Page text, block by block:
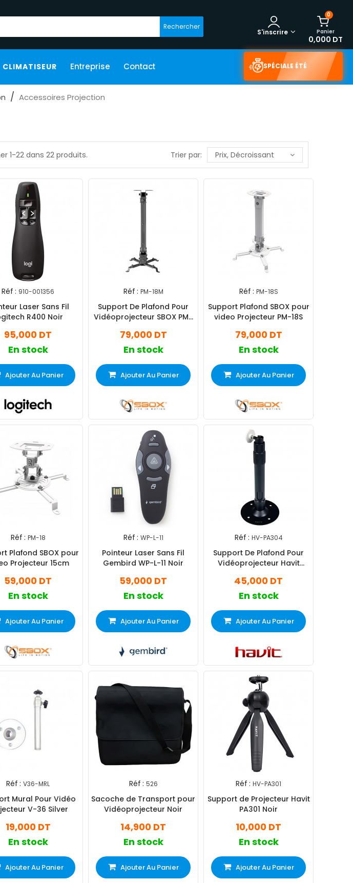
Rechercher
0
Panier
0,000 DT
S'inscrire
CLIMATISEUR Entreprise Contact SPÉCIALE ÉTÉ
Accessoires Projection
1-22 dans 22 produits. Trier par: Prix, Décroissant
Réf : 910-001356
Laser Sans Fil
R400 Noir
95,000 DT
En stock
Ajouter Au Panier
Réf : PM-18M
Support De Plafond Pour
Vidéoprojecteur SBOX PM-
79,000 DT
En stock
Ajouter Au Panier
Réf : PM-18S
Support Plafond SBOX pour
video Projecteur PM-18S
79,000 DT
En stock
Ajouter Au Panier
Réf : PM-18
Plafond SBOX pour
Projecteur 15cm
59,000 DT
En stock
Ajouter Au Panier
Réf : WP-L-11
Pointeur Laser Sans Fil
Gembird WP-L-11 Noir
59,000 DT
En stock
Ajouter Au Panier
Réf : HV-PA304
Support De Plafond Pour
Vidéoprojecteur Havit
45,000 DT
En stock
Ajouter Au Panier
Réf : V36-MRL
Mural Pour Vidéo
V-36 Silver
19,000 DT
En stock
Ajouter Au Panier
Réf : 526
Sacoche de Transport pour
Vidéoprojecteur Noir
14,900 DT
En stock
Ajouter Au Panier
Réf : HV-PA301
Support de Projecteur Havit
PA301 Noir
10,000 DT
En stock
Ajouter Au Panier